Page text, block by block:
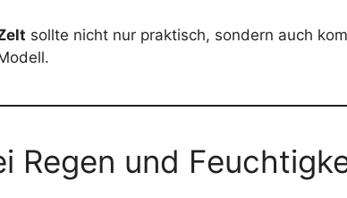
sollte nicht nur praktisch, sondern auch
Regen und